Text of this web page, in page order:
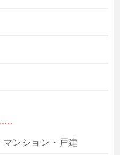
ンション・戸建